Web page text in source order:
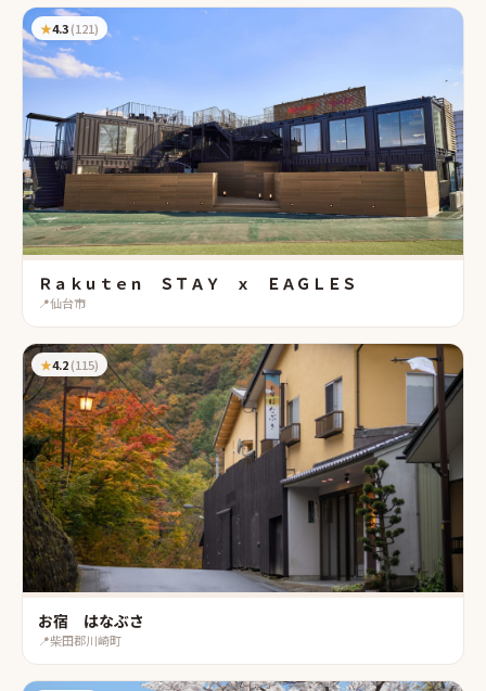
★4.3(121)
Ｒａｋｕｔｅｎ ＳＴＡＹ ｘ ＥＡＧＬＥＳ
📍仙台市
★4.2(115)
お宿 はなぶさ
📍柴田郡川崎町